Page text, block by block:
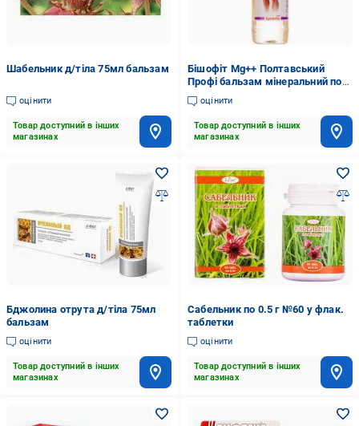
Шабельник д/тiла 75мл бальзам
оцінити
Товар доступний в інших
магазинах
Бішофіт Мg++ Полтавський
Профі бальзам мінеральний по
500 мл у пляш. бальзам
оцінити
Товар доступний в інших
магазинах
Бджолина отрута д/тiла 75мл
бальзам
оцінити
Товар доступний в інших
магазинах
Сабельник по 0.5 г №60 у флак.
таблетки
оцінити
Товар доступний в інших
магазинах